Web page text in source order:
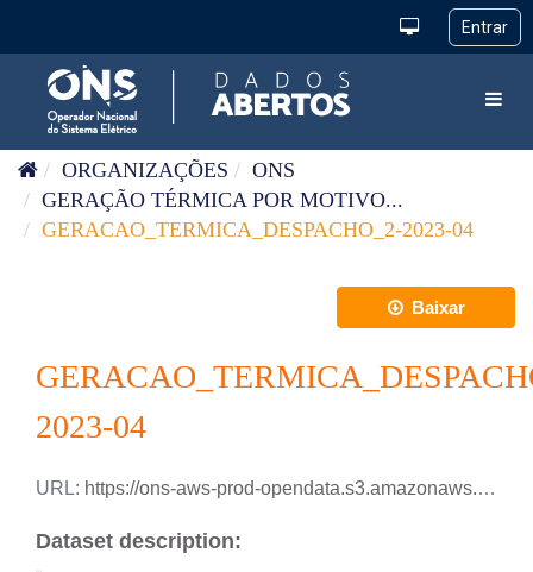
ORGANIZAÇÕES
ONS
GERAÇÃO TÉRMICA POR MOTIVO...
GERACAO_TERMICA_DESPACHO_2-2023-04
Baixar
2023-04
URL: https://ons-aws-prod-opendata.s3.amazonaws.com/dataset/geracao_termica_despacho_2_ho/GERACAO_TERMICA_DESPACHO-2_2023_04.xlsx
Dataset description: